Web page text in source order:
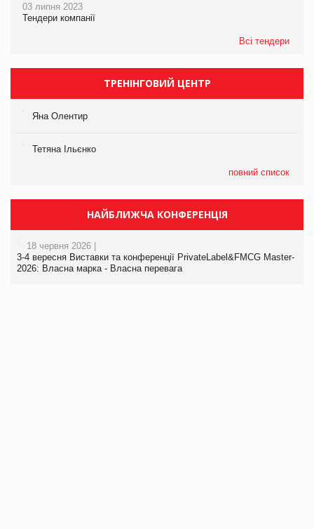
03 липня 2023
Тендери компанії
Всі тендери
ТРЕНІНГОВИЙ ЦЕНТР
Яна Олентир
Тетяна Ільєнко
повний список
НАЙБЛИЖЧА КОНФЕРЕНЦІЯ
18 червня 2026 |
3-4 вересня Виставки та конференції PrivateLabel&FMCG Master-
2026: Власна марка - Власна перевага